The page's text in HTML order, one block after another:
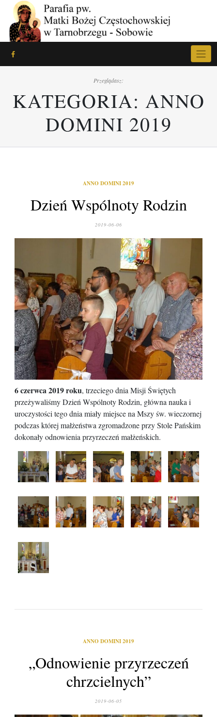
content
Przeglądasz:
KATEGORIA: ANNO
DOMINI 2019
ANNO DOMINI 2019
Dzień Wspólnoty Rodzin
2019-06-06
6 czerwca 2019 roku, trzeciego dnia Misji Świętych
przeżywaliśmy Dzień Wspólnoty Rodzin, główna nauka i
uroczystości tego dnia miały miejsce na Mszy św. wieczornej
podczas której małżeństwa zgromadzone przy Stole Pańskim
dokonały odnowienia przyrzeczeń małżeńskich.
ANNO DOMINI 2019
„Odnowienie przyrzeczeń
chrzcielnych”
2019-06-05